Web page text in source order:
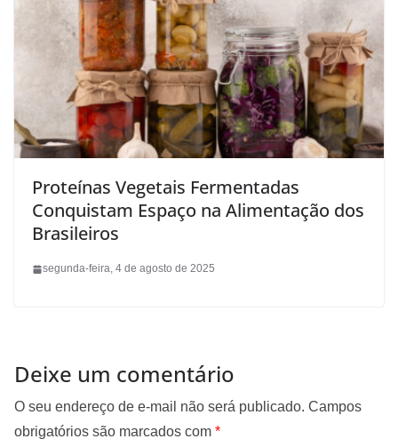
Proteínas Vegetais Fermentadas
Conquistam Espaço na Alimentação dos
Brasileiros
segunda-feira, 4 de agosto de 2025
Deixe um comentário
O seu endereço de e-mail não será publicado. Campos
obrigatórios são marcados com *